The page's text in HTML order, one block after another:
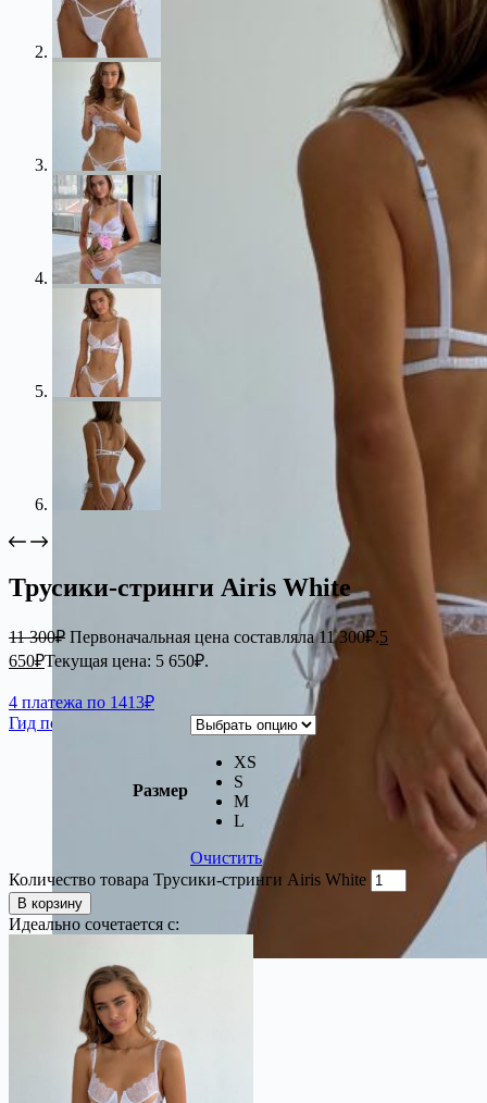
Трусики-стринги Airis White
11 300₽ Первоначальная цена составляла 11 300₽.5
650₽Текущая цена: 5 650₽.
4 платежа по 1413₽
Гид по размерам
Размер
XS
S
M
L
Очистить
Количество товара Трусики-стринги Airis White
В корзину
Идеально сочетается с: